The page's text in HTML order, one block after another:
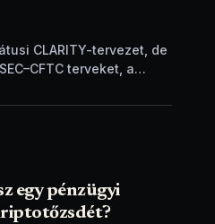
CLARITY-tervezet, de
terveket, a
egy pénzügyi